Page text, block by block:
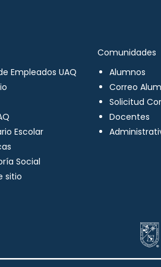
Empleados UAQ
Escolar
Social
sitio
Comunidades
Alumnos
Correo
Solicitud
Docentes